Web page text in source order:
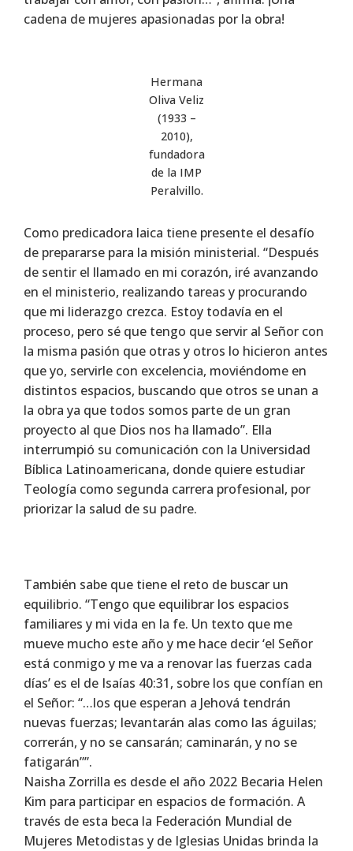
cadena de mujeres apasionadas por la obra!
Hermana
Oliva Veliz
(1933 –
2010),
fundadora
de la IMP
Peralvillo.
Como predicadora laica tiene presente el desafío
de prepararse para la misión ministerial. “Después
de sentir el llamado en mi corazón, iré avanzando
en el ministerio, realizando tareas y procurando
que mi liderazgo crezca. Estoy todavía en el
proceso, pero sé que tengo que servir al Señor con
la misma pasión que otras y otros lo hicieron antes
que yo, servirle con excelencia, moviéndome en
distintos espacios, buscando que otros se unan a
la obra ya que todos somos parte de un gran
proyecto al que Dios nos ha llamado”. Ella
interrumpió su comunicación con la Universidad
Bíblica Latinoamericana, donde quiere estudiar
Teología como segunda carrera profesional, por
priorizar la salud de su padre.
También sabe que tiene el reto de buscar un
equilibrio. “Tengo que equilibrar los espacios
familiares y mi vida en la fe. Un texto que me
mueve mucho este año y me hace decir ‘el Señor
está conmigo y me va a renovar las fuerzas cada
días’ es el de Isaías 40:31, sobre los que confían en
el Señor: “…los que esperan a Jehová tendrán
nuevas fuerzas; levantarán alas como las águilas;
correrán, y no se cansarán; caminarán, y no se
fatigarán””.
Naisha Zorrilla es desde el año 2022 Becaria Helen
Kim para participar en espacios de formación. A
través de esta beca la Federación Mundial de
Mujeres Metodistas y de Iglesias Unidas brinda la